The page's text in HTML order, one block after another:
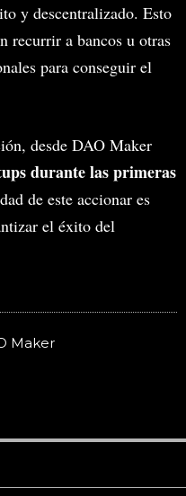
y descentralizado. Esto
recurrir a bancos u otras
para conseguir el
desde DAO Maker
durante las primeras
de este accionar es
el éxito del
Maker